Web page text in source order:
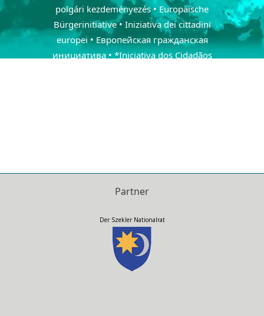
polgári kezdeményezés • Europäische
Bürgerinitiative • Iniziativa dei cittadini
europei • Европейская гражданская
инициатива • *Iniciativa dos Cidadãos
Partner
Der Szekler Nationalrat